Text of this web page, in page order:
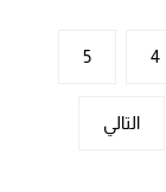
4
5
التالي